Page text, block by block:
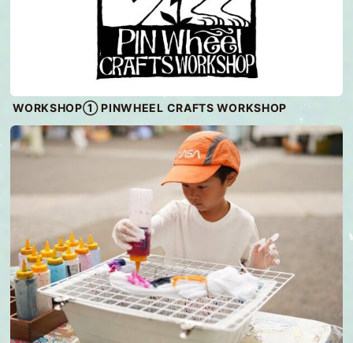
WORKSHOP① PINWHEEL CRAFTS WORKSHOP